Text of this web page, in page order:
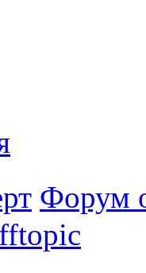
Форум